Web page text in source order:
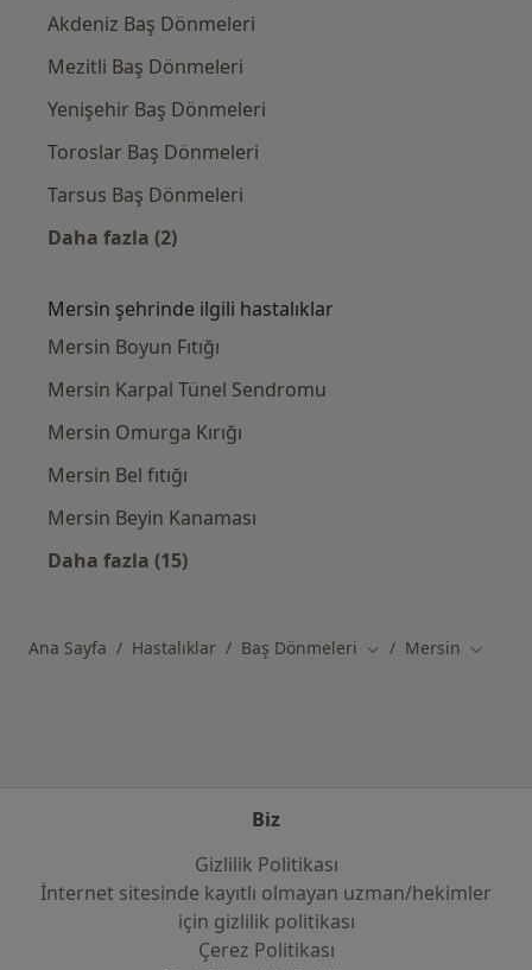
Akdeniz Baş Dönmeleri
Mezitli Baş Dönmeleri
Yenişehir Baş Dönmeleri
Toroslar Baş Dönmeleri
Tarsus Baş Dönmeleri
Daha fazla (2)
Mersin şehrinde ilgili hastalıklar
Mersin Boyun Fıtığı
Mersin Karpal Tünel Sendromu
Mersin Omurga Kırığı
Mersin Bel fıtığı
Mersin Beyin Kanaması
Daha fazla (15)
Ana Sayfa Hastalıklar Baş Dönmeleri Şehir değiştir
Mersin Şehir
Biz
Gizlilik Politikası
İnternet sitesinde kayıtlı olmayan uzman/hekimler
i̇çin gizlilik politikası
Çerez Politikası